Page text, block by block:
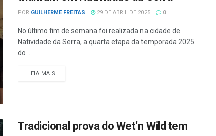
POR GUILHERME FREITAS 29 DE ABRIL DE 2025 0
No último fim de semana foi realizada na cidade de
Natividade da Serra, a quarta etapa da temporada 2025
do ...
LEIA MAIS
Tradicional prova do Wet’n Wild tem